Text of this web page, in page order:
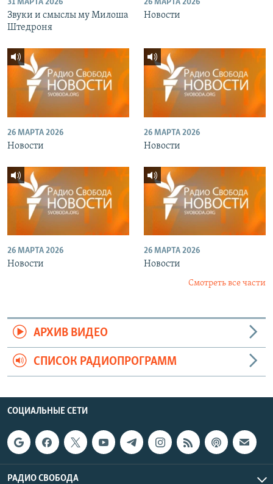
31 МАРТА 2026
Звуки и смыслы му Милоша
Штедроня
26 МАРТА 2026
Новости
26 МАРТА 2026
Новости
26 МАРТА 2026
Новости
26 МАРТА 2026
Новости
26 МАРТА 2026
Новости
Смотреть все части
АРХИВ ВИДЕО
СПИСОК РАДИОПРОГРАММ
СОЦИАЛЬНЫЕ СЕТИ
РАДИО СВОБОДА